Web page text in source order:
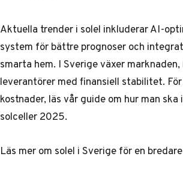
Aktuella trender i solel inkluderar AI-
system för bättre prognoser och
smarta hem. I Sverige växer
leverantörer med finansiell stabilitet.
kostnader, läs vår guide om hur man ska
solceller2025.
Läs mer om solel i Sverige för en